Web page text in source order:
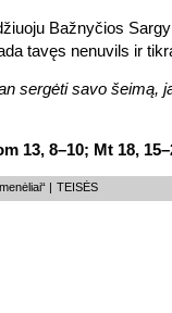
Bažnyčios
tavęs nenuvils ir
sergėti savo šeimą,
13, 8–10; Mt 18,
| TEISĖS